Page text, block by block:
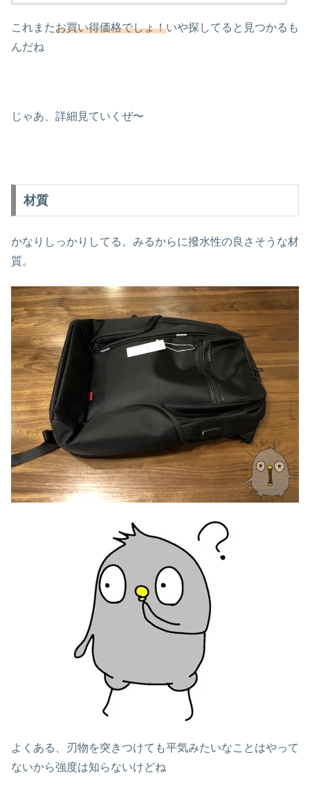
これまたお買い得価格でしょ！いや探してると見つかるも
んだね
じゃあ、詳細見ていくぜ〜
材質
かなりしっかりしてる。みるからに撥水性の良さそうな材
質。
よくある、刃物を突きつけても平気みたいなことはやって
ないから強度は知らないけどね